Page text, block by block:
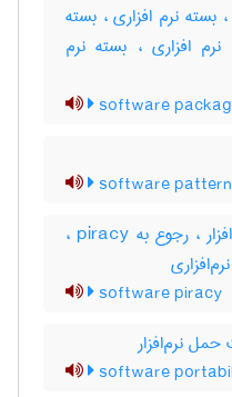
بسته نرم افزاری ، بسته
افزاری ، بسته نرم‌
software
software
دزدی نرم افزار ، سرقت نرم افزار ، رجوع به piracy ،
software piracy
حمل نرم‌افزار
software